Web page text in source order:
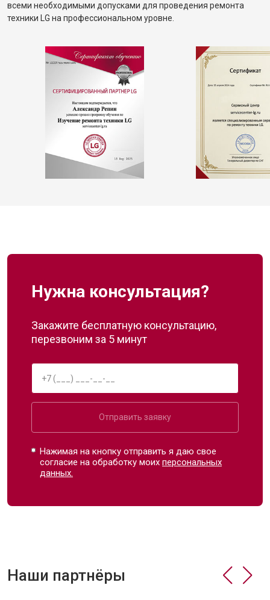
всеми необходимыми допусками для проведения ремонта
техники LG на профессиональном уровне.
Нужна консультация?
Закажите бесплатную консультацию,
перезвоним за 5 минут
Отправить заявку
Нажимая на кнопку отправить я даю свое
согласие на обработку моихперсональных
данных.
Наши партнёры